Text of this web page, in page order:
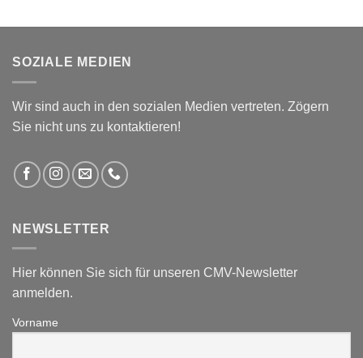
SOZIALE MEDIEN
Wir sind auch in den sozialen Medien vertreten. Zögern
Sie nicht uns zu kontaktieren!
NEWSLETTER
Hier können Sie sich für unseren CMV-Newsletter
anmelden.
Vorname